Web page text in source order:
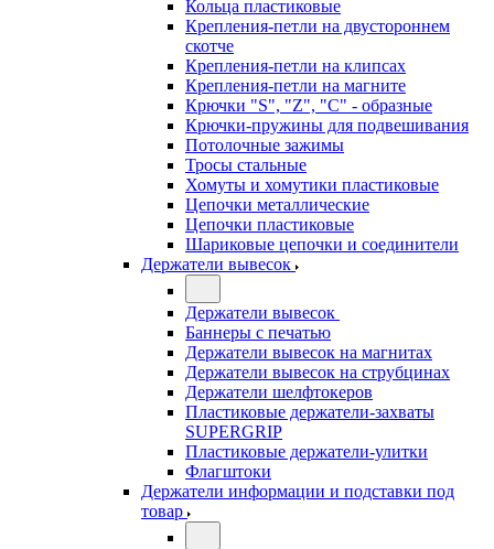
Кольца пластиковые
Крепления-петли на двустороннем
скотче
Крепления-петли на клипсах
Крепления-петли на магните
Крючки "S", "Z", "C" - образные
Крючки-пружины для подвешивания
Потолочные зажимы
Тросы стальные
Хомуты и хомутики пластиковые
Цепочки металлические
Цепочки пластиковые
Шариковые цепочки и соединители
Держатели вывесок
Держатели вывесок
Баннеры с печатью
Держатели вывесок на магнитах
Держатели вывесок на струбцинах
Держатели шелфтокеров
Пластиковые держатели-захваты
SUPERGRIP
Пластиковые держатели-улитки
Флагштоки
Держатели информации и подставки под
товар